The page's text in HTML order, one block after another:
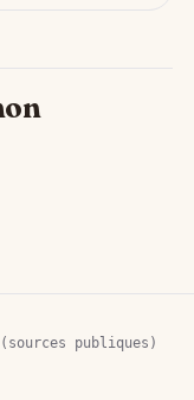
publiques)